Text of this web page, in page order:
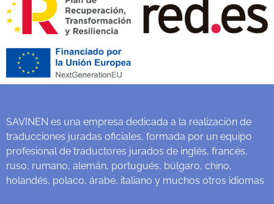
SAVINEN es una empresa dedicada a la realización de
traducciones juradas oficiales, formada por un equipo
profesional de traductores jurados de inglés, francés,
ruso, rumano, alemán, portugués, búlgaro, chino,
holandés, polaco, árabe, italiano y muchos otros idiomas